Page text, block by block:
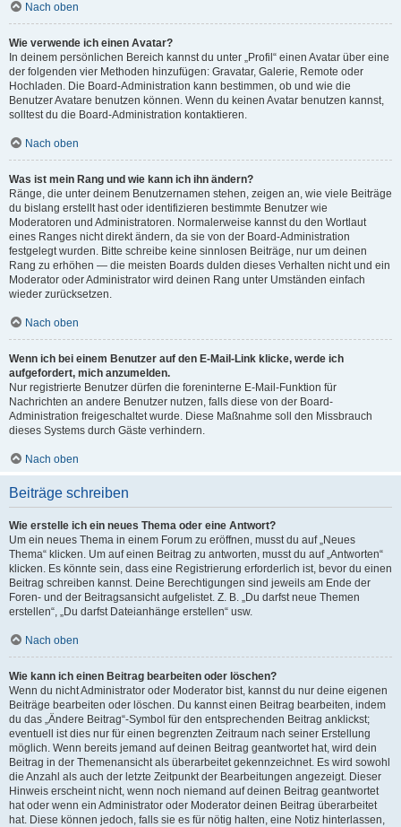
Nach oben
Wie verwende ich einen Avatar?
In deinem persönlichen Bereich kannst du unter „Profil“ einen Avatar über eine
der folgenden vier Methoden hinzufügen: Gravatar, Galerie, Remote oder
Hochladen. Die Board-Administration kann bestimmen, ob und wie die
Benutzer Avatare benutzen können. Wenn du keinen Avatar benutzen kannst,
solltest du die Board-Administration kontaktieren.
Nach oben
Was ist mein Rang und wie kann ich ihn ändern?
Ränge, die unter deinem Benutzernamen stehen, zeigen an, wie viele Beiträge
du bislang erstellt hast oder identifizieren bestimmte Benutzer wie
Moderatoren und Administratoren. Normalerweise kannst du den Wortlaut
eines Ranges nicht direkt ändern, da sie von der Board-Administration
festgelegt wurden. Bitte schreibe keine sinnlosen Beiträge, nur um deinen
Rang zu erhöhen — die meisten Boards dulden dieses Verhalten nicht und ein
Moderator oder Administrator wird deinen Rang unter Umständen einfach
wieder zurücksetzen.
Nach oben
Wenn ich bei einem Benutzer auf den E-Mail-Link klicke, werde ich
aufgefordert, mich anzumelden.
Nur registrierte Benutzer dürfen die foreninterne E-Mail-Funktion für
Nachrichten an andere Benutzer nutzen, falls diese von der Board-
Administration freigeschaltet wurde. Diese Maßnahme soll den Missbrauch
dieses Systems durch Gäste verhindern.
Nach oben
Beiträge schreiben
Wie erstelle ich ein neues Thema oder eine Antwort?
Um ein neues Thema in einem Forum zu eröffnen, musst du auf „Neues
Thema“ klicken. Um auf einen Beitrag zu antworten, musst du auf „Antworten“
klicken. Es könnte sein, dass eine Registrierung erforderlich ist, bevor du einen
Beitrag schreiben kannst. Deine Berechtigungen sind jeweils am Ende der
Foren- und der Beitragsansicht aufgelistet. Z. B. „Du darfst neue Themen
erstellen“, „Du darfst Dateianhänge erstellen“ usw.
Nach oben
Wie kann ich einen Beitrag bearbeiten oder löschen?
Wenn du nicht Administrator oder Moderator bist, kannst du nur deine eigenen
Beiträge bearbeiten oder löschen. Du kannst einen Beitrag bearbeiten, indem
du das „Ändere Beitrag“-Symbol für den entsprechenden Beitrag anklickst;
eventuell ist dies nur für einen begrenzten Zeitraum nach seiner Erstellung
möglich. Wenn bereits jemand auf deinen Beitrag geantwortet hat, wird dein
Beitrag in der Themenansicht als überarbeitet gekennzeichnet. Es wird sowohl
die Anzahl als auch der letzte Zeitpunkt der Bearbeitungen angezeigt. Dieser
Hinweis erscheint nicht, wenn noch niemand auf deinen Beitrag geantwortet
hat oder wenn ein Administrator oder Moderator deinen Beitrag überarbeitet
hat. Diese können jedoch, falls sie es für nötig halten, eine Notiz hinterlassen,